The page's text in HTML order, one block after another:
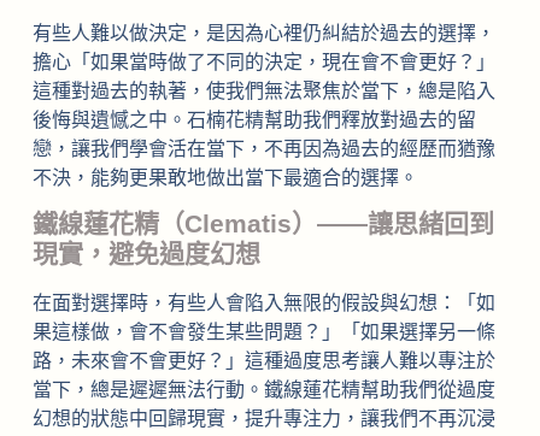
有些人難以做決定，是因為心裡仍糾結於過去的選擇，
擔心「如果當時做了不同的決定，現在會不會更好？」
這種對過去的執著，使我們無法聚焦於當下，總是陷入
後悔與遺憾之中。石楠花精幫助我們釋放對過去的留
戀，讓我們學會活在當下，不再因為過去的經歷而猶豫
不決，能夠更果敢地做出當下最適合的選擇。
鐵線蓮花精（Clematis）——讓思緒回到
現實，避免過度幻想
在面對選擇時，有些人會陷入無限的假設與幻想：「如
果這樣做，會不會發生某些問題？」「如果選擇另一條
路，未來會不會更好？」這種過度思考讓人難以專注於
當下，總是遲遲無法行動。鐵線蓮花精幫助我們從過度
幻想的狀態中回歸現實，提升專注力，讓我們不再沉浸